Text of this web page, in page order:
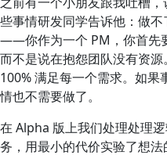
些事情研发同学告诉他：做
——你作为一个 PM，你首先
而不是说在抱怨团队没有资
100% 满足每一个需求。如
情也不需要做了。
在 Alpha 版上我们处理处理
务，用最小的代价实验了想法